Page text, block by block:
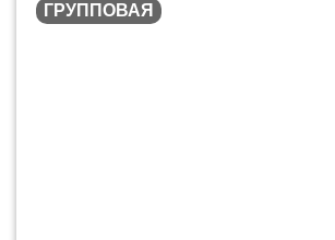
ГРУППОВАЯ